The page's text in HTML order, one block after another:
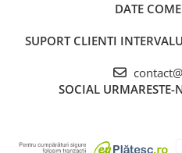
DATE
SUPORT CLIENTI
SOCIAL